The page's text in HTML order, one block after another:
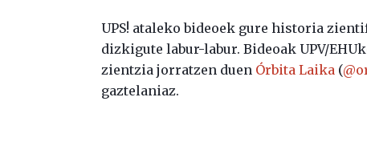
UPS! ataleko bideoek gure historia
dizkigute labur-labur. Bideoak UPV/
zientzia jorratzen duen Órbita Laika (
gaztelaniaz.